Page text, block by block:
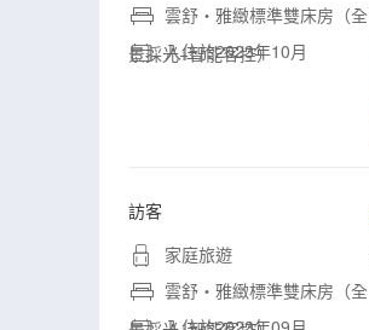
雲舒・雅緻標準雙床房（全
景採光+智能客控）
入住於2023年10月
訪客
家庭旅遊
雲舒・雅緻標準雙床房（全